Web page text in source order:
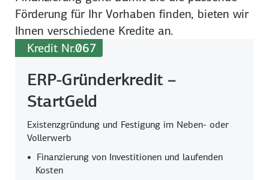
Förderung für Ihr Vorhaben finden, bieten wir
Ihnen verschiedene Kredite an.
Kredit Nr.067
ERP-Gründerkredit –
StartGeld
Existenzgründung und Festigung im Neben- oder
Vollerwerb
Finanzierung von Investitionen und laufenden
Kosten